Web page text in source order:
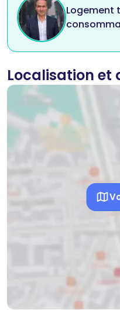
Logement
Localisation et